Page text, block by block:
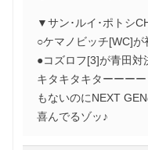
▼サン･ルイ･ポトシ
○ケマノビッチ[WC]
●コズロフ[3]が青田対
キタキタキターーー
もないのにNEXT
喜んでるゾッ♪